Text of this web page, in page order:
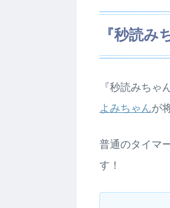
『秒読み
『秒読みち
よみちゃんが
普通のタイマ
す！